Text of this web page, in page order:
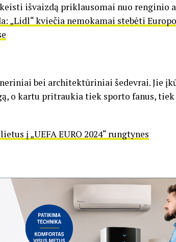
išvaizdą priklausomai nuo renginio
„Lidl“ kviečia nemokamai stebėti
bei architektūriniai šedevrai. Jie
o kartu pritraukia tiek sporto fanus, tiek
į „UEFA EURO 2024“ rungtynes